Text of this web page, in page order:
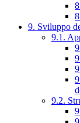
9. Sviluppo
9.1.
9.2.